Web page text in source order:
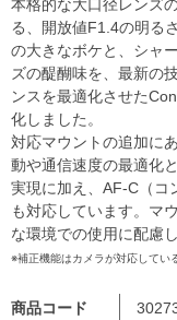
商品コード
本格的な大口径レンズ
る、開放値F1.4の明る
の大きなボケと、シャ
ズの醍醐味を、最新の
ンスを最適化させた
化しました。
対応マウントの追加に
動や通信速度の最適化
実現に加え、AF-C（コ
も対応しています。マ
な環境での使用に配慮し
※補正機能はカメラが対応してい